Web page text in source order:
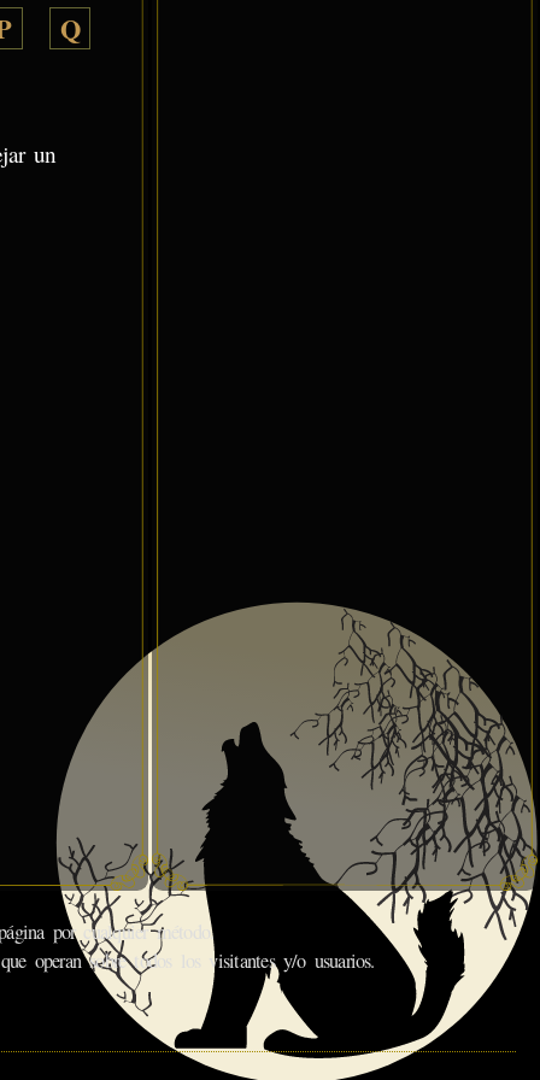
Q
un
por cualquier método.
operan sobre todos los visitantes y/o usuarios.